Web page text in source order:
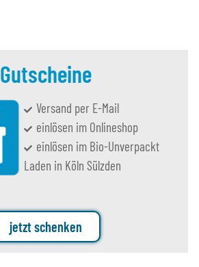
Gutscheine
Versand per E-Mail
einlösen im Onlineshop
einlösen im Bio-Unverpackt
Laden in Köln Sülzden
jetzt schenken